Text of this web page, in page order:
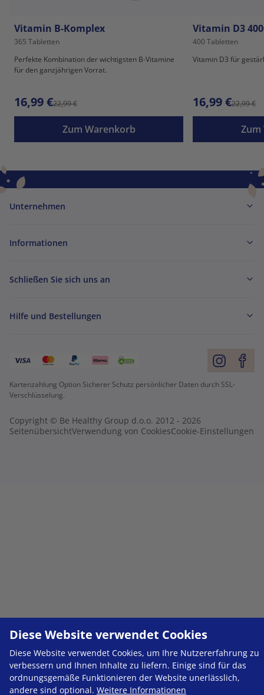
Diese Website verwendet Cookies
Diese Website verwendet Cookies, um Ihre Nutzererfahrung zu
verbessern und Ihnen Inhalte zu liefern. Einige sind für das
ordnungsgemäße Funktionieren der Website unerlässlich,
andere sind optional. Weitere Informationen
Vitamin B-Komplex
365 Tabletten
Perfekte Kombination der wichtigsten B-Vitamine
für den ganzjährigen Vorrat.
16,99 €22,99 €
Zum Warenkorb
Vitamin D3
400 Tabletten
Vitamin D3 für
16,99 €22,99 €
Zum
Unternehmen
Informationen
Schließen Sie sich uns an
Hilfe und Bestellungen
Kartenzahlung Option Sicherer Schutz persönlicher Daten durch SSL-
Verschlüsselung.
Copyright © Be Healthy Group d.o.o. 2012 - 2026
SeitenübersichtVerwendung von CookiesCookie-Einstellungen